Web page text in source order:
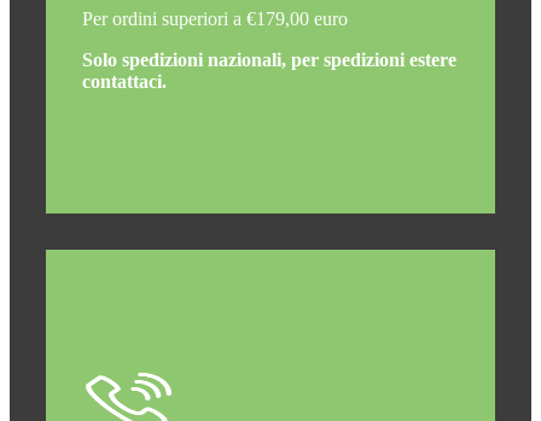
Per ordini superiori a €179,00 euro
Solo spedizioni nazionali, per spedizioni estere
contattaci.